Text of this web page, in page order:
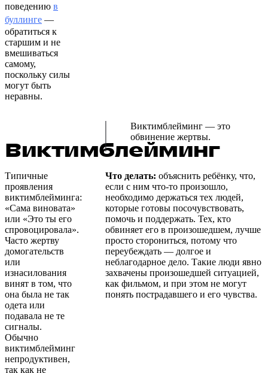
поведению в
буллинге —
обратиться к
старшим и не
вмешиваться
самому,
поскольку силы
могут быть
неравны.
Виктимблейминг
Виктимблейминг — это
обвинение жертвы.
Типичные
проявления
виктимблейминга:
«Сама виновата»
или «Это ты его
спровоцировала».
Часто жертву
домогательств
или
изнасилования
винят в том, что
она была не так
одета или
подавала не те
сигналы.
Обычно
виктимблейминг
непродуктивен,
так как не
Что делать: объяснить ребёнку, что,
если с ним что-то произошло,
необходимо держаться тех людей,
которые готовы посочувствовать,
помочь и поддержать. Тех, кто
обвиняет его в произошедшем, лучше
просто сторониться, потому что
переубеждать — долгое и
неблагодарное дело. Такие люди явно
захвачены произошедшей ситуацией,
как фильмом, и при этом не могут
понять пострадавшего и его чувства.